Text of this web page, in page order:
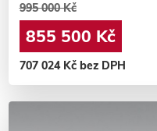
995 000 Kč
855 500 Kč
707 024 Kč bez DPH